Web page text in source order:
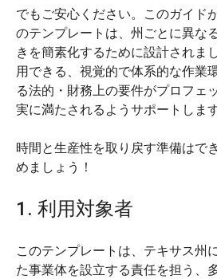
でもご安心ください。このガイド
のテンプレートは、州ごとに異な
きを簡素化するために設計されま
用できる、視覚的で体系的な作業
る法的・財務上の要件がプロフェ
実に満たされるようサポートします
時間と生産性を取り戻す準備はで
めましょう！
1. 利用対象者
このテンプレートは、テキサス州
た事業体を設立する責任を担う、